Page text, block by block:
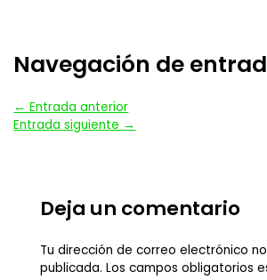
Navegación de
← Entrada anterior
Entrada siguiente →
Deja un comentario
Tu dirección de correo electrónico
publicada. Los campos obligatorios